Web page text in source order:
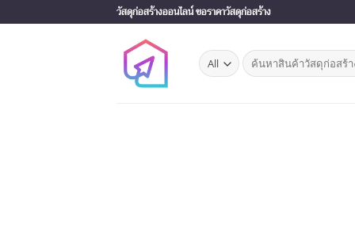
to
วัสดุก่อสร้างออนไลน์ ขอราคาวัสดุก่อสร้าง
Search
for: